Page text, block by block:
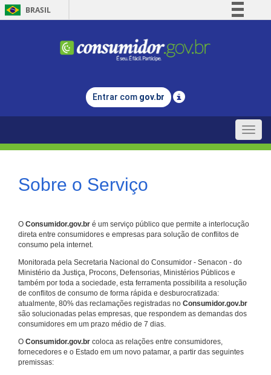
BRASIL
Comunica BR
Legislação
Entrar com gov.br
Toggle
Sobre o Serviço
O Consumidor.gov.br é um serviço público que permite a interlocução
direta entre consumidores e empresas para solução de conflitos de
consumo pela internet.
Monitorada pela Secretaria Nacional do Consumidor - Senacon - do
Ministério da Justiça, Procons, Defensorias, Ministérios Públicos e
também por toda a sociedade, esta ferramenta possibilita a resolução
de conflitos de consumo de forma rápida e desburocratizada:
atualmente, 80% das reclamações registradas no Consumidor.gov.br
são solucionadas pelas empresas, que respondem as demandas dos
consumidores em um prazo médio de 7 dias.
O Consumidor.gov.br coloca as relações entre consumidores,
fornecedores e o Estado em um novo patamar, a partir das seguintes
premissas: